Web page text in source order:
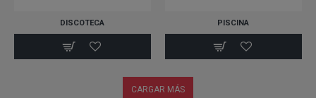
DISCOTECA PISCINA
CARGAR MÁS